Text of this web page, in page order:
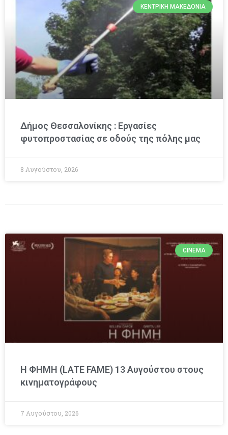
ΚΕΝΤΡΙΚΉ ΜΑΚΕΔΟΝΊΑ
Δήμος Θεσσαλονίκης : Εργασίες
φυτοπροστασίας σε οδούς της πόλης μας
8 Αυγούστου, 2026
CINEMA
Η ΦΗΜΗ (LATE FAME) 13 Αυγούστου στους
κινηματογράφους
7 Αυγούστου, 2026